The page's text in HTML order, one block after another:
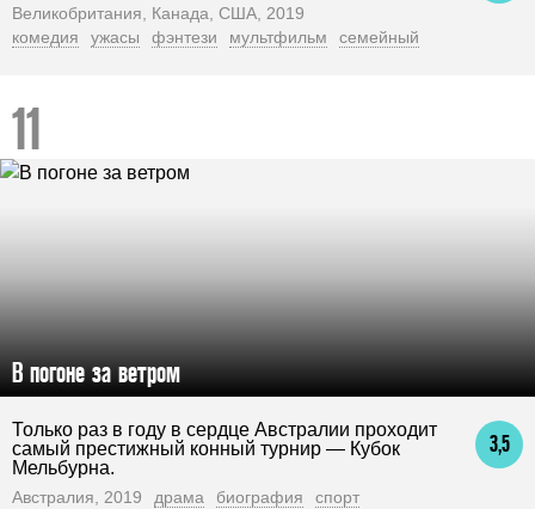
Великобритания, Канада, США, 2019
комедия
ужасы фэнтези мультфильм семейный
В погоне за ветром
3,5
Только раз в году в сердце Австралии проходит
самый престижный конный турнир — Кубок
Мельбурна.
Австралия, 2019 драма биография спорт